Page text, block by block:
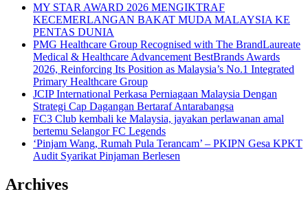
MY STAR AWARD 2026 MENGIKTRAF
KECEMERLANGAN BAKAT MUDA MALAYSIA KE
PENTAS DUNIA
PMG Healthcare Group Recognised with The BrandLaureate
Medical & Healthcare Advancement BestBrands Awards
2026, Reinforcing Its Position as Malaysia’s No.1 Integrated
Primary Healthcare Group
JCIP International Perkasa Perniagaan Malaysia Dengan
Strategi Cap Dagangan Bertaraf Antarabangsa
FC3 Club kembali ke Malaysia, jayakan perlawanan amal
bertemu Selangor FC Legends
‘Pinjam Wang, Rumah Pula Terancam’ – PKIPN Gesa KPKT
Audit Syarikat Pinjaman Berlesen
Archives